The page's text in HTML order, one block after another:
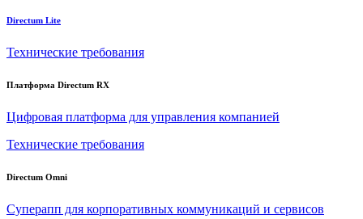
Directum Lite
Технические требования
Платформа Directum RX
Цифровая платформа для управления компанией
Технические требования
Directum Omni
Суперапп для корпоративных коммуникаций и сервисов